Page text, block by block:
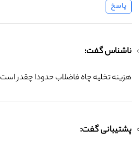
پاسخ
ناشناس گفت:
هزینه تخلیه چاه فاضلاب حدودا چقدر است
پشتیبانی گفت: